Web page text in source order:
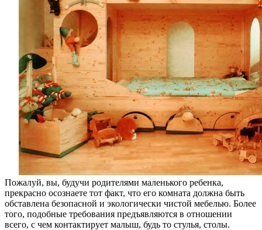
Пожалуй, вы, будучи родителями маленького ребенка,
прекрасно осознаете тот факт, что его комната должна быть
обставлена безопасной и экологически чистой мебелью. Более
того, подобные требования предъявляются в отношении
всего, с чем контактирует малыш, будь то стулья, столы.